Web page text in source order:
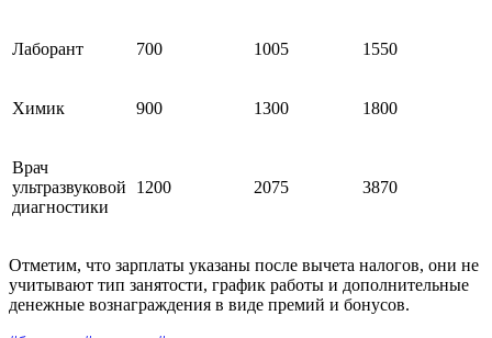
Лаборант 700 1005 1550
Химик 900 1300 1800
Врач
ультразвуковой
диагностики
1200 2075 3870
Отметим, что зарплаты указаны после вычета налогов, они не
учитывают тип занятости, график работы и дополнительные
денежные вознаграждения в виде премий и бонусов.